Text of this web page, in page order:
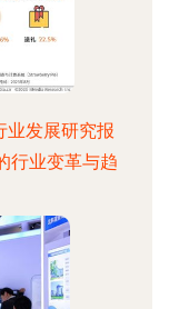
业发展研究报
行业变革与趋